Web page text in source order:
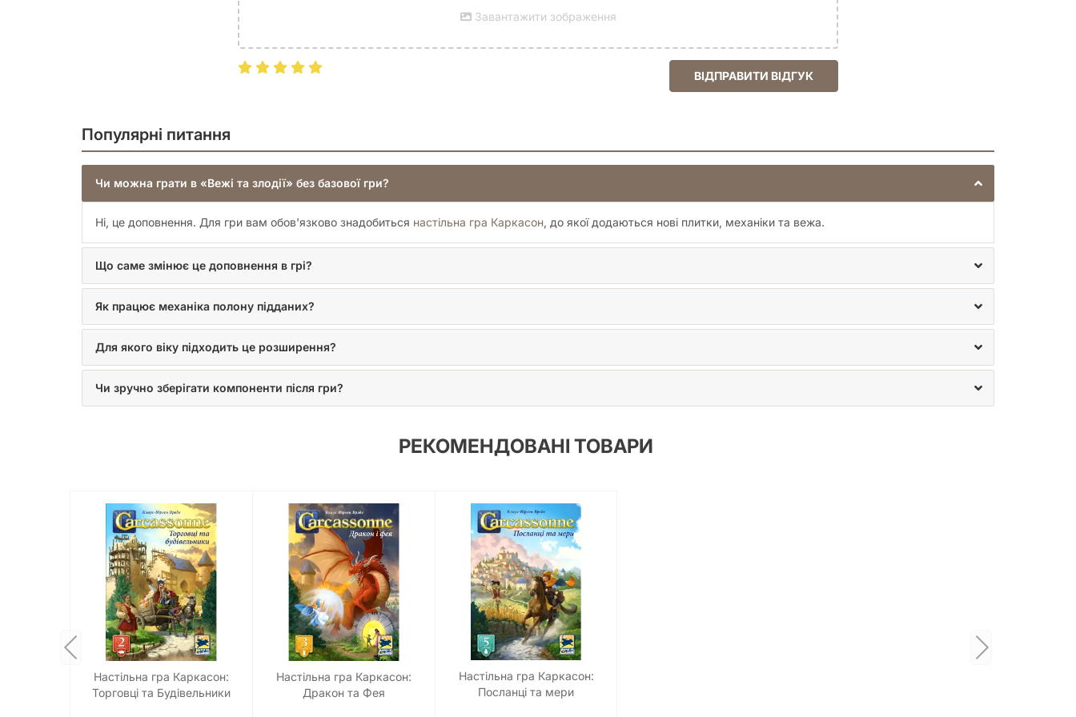
Бажають зробити кожну партію в «Каркасон» ще більш непередбачуваною та захоплюючою.
«Вежі та злодії» є чудовим способом освіжити базову гру, пропонуючи нові шляхи до перемоги та змушуючи гравців адаптувати свої тактики. Це доповнення не
просто додає нові плитки, а змінює динаміку гри, роблячи її більш напруженою та конкурентною. З ним кожна партія стане справжнім випробуванням на
стратегічне мислення, де вміння будувати та захоплювати буде так само важливим, як і традиційне розширення володінь. Пориньте у світ будівництва веж та
за очки, а й можуть безпосередньо втручатися в плани один одного. Кожен хід з вежами стає більш напруженим, а рішення про вибір дії на плитці з фундаментом
вежі може вирішити результат всієї партії. Вежі стають своєрідними "контрольними точками" на карті, навколо яких розгортається нова боротьба за території та
Завантажити зображення
ВІДПРАВИТИ ВІДГУК
Популярні питання
Чи можна грати в «Вежі та злодії» без базової гри?
Ні, це доповнення. Для гри вам обов'язково знадобиться настільна гра Каркасон, до якої додаються нові плитки, механіки та вежа.
Що саме змінює це доповнення в грі?
Як працює механіка полону підданих?
Для якого віку підходить це розширення?
Чи зручно зберігати компоненти після гри?
РЕКОМЕНДОВАНІ ТОВАРИ
Настільна гра Каркасон:
Торговці та Будівельники
Настільна гра Каркасон:
Дракон та Фея
Настільна гра Каркасон:
Посланці та мери